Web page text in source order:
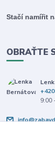
Stačí namířit
OBRAŤTE
9:00